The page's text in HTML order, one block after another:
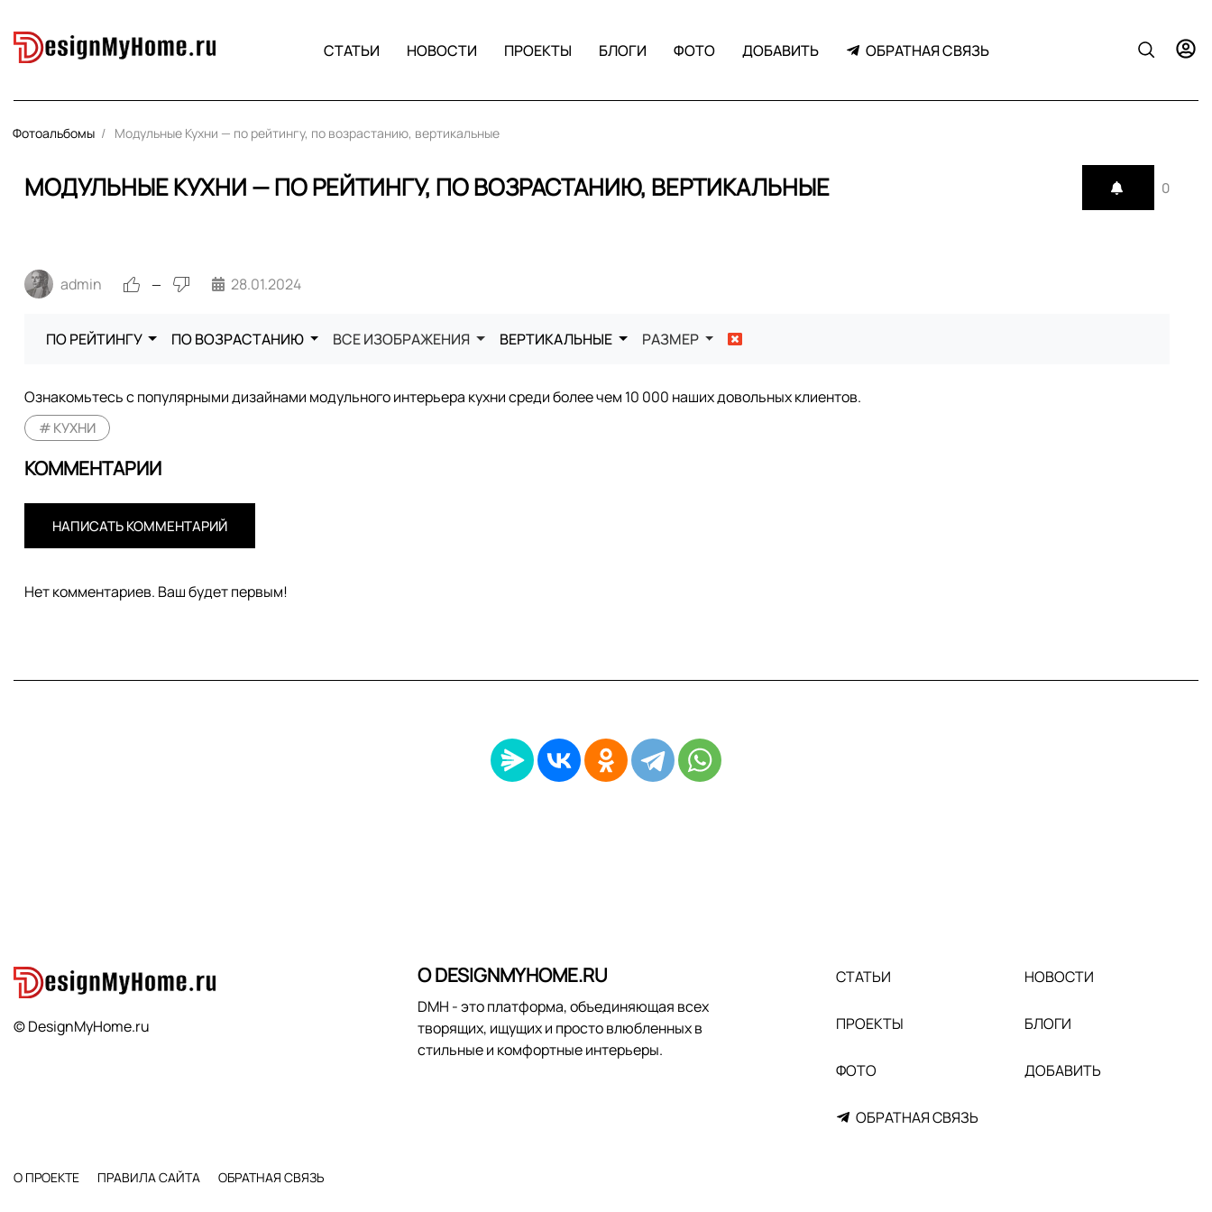
СТАТЬИ НОВОСТИ ПРОЕКТЫ БЛОГИ ФОТО ДОБАВИТЬ ОБРАТНАЯ СВЯЗЬ
Фотоальбомы Модульные Кухни — по рейтингу, по возрастанию, вертикальные
МОДУЛЬНЫЕ КУХНИ — ПО РЕЙТИНГУ, ПО ВОЗРАСТАНИЮ, ВЕРТИКАЛЬНЫЕ 0
admin — 28.01.2024
ПО РЕЙТИНГУ ПО ВОЗРАСТАНИЮ ВСЕ ИЗОБРАЖЕНИЯ ВЕРТИКАЛЬНЫЕ РАЗМЕР
Ознакомьтесь с популярными дизайнами модульного интерьера кухни среди более чем 10 000 наших довольных клиентов.
КУХНИ
КОММЕНТАРИИ
НАПИСАТЬ КОММЕНТАРИЙ
Нет комментариев. Ваш будет первым!
© DesignMyHome.ru
О DESIGNMYHOME.RU
DMH - это платформа, объединяющая всех
творящих, ищущих и просто влюбленных в
стильные и комфортные интерьеры.
СТАТЬИ НОВОСТИ
ПРОЕКТЫ БЛОГИ
ФОТО ДОБАВИТЬ
ОБРАТНАЯ СВЯЗЬ
О ПРОЕКТЕ ПРАВИЛА САЙТА ОБРАТНАЯ СВЯЗЬ